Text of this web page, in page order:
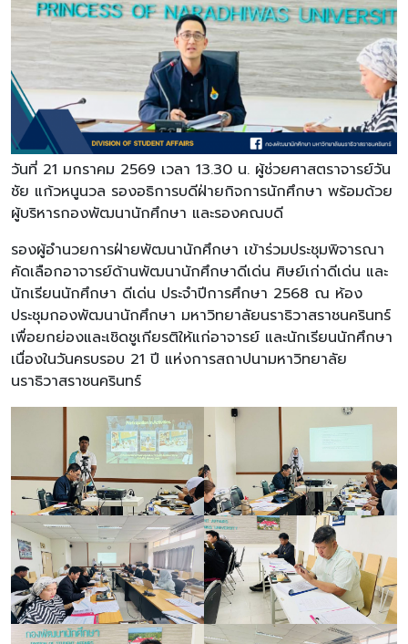
วันที่ 21 มกราคม 2569 เวลา 13.30 น. ผู้ช่วยศาสตราจารย์วัน
ชัย แก้วหนูนวล รองอธิการบดีฝ่ายกิจการนักศึกษา พร้อมด้วย
ผู้บริหารกองพัฒนานักศึกษา และรองคณบดี
รองผู้อำนวยการฝ่ายพัฒนานักศึกษา เข้าร่วมประชุมพิจารณา
คัดเลือกอาจารย์ด้านพัฒนานักศึกษาดีเด่น ศิษย์เก่าดีเด่น และ
นักเรียนนักศึกษา ดีเด่น ประจำปีการศึกษา 2568 ณ ห้อง
ประชุมกองพัฒนานักศึกษา มหาวิทยาลัยนราธิวาสราชนครินทร์
เพื่อยกย่องและเชิดชูเกียรติให้แก่อาจารย์ และนักเรียนนักศึกษา
เนื่องในวันครบรอบ 21 ปี แห่งการสถาปนามหาวิทยาลัย
นราธิวาสราชนครินทร์